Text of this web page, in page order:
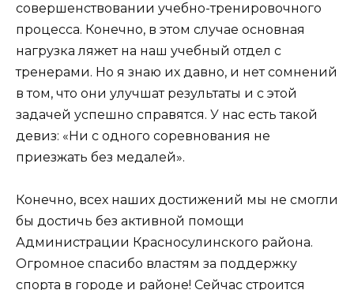
совершенствовании учебно-тренировочного
процесса. Конечно, в этом случае основная
нагрузка ляжет на наш учебный отдел с
тренерами. Но я знаю их давно, и нет сомнений
в том, что они улучшат результаты и с этой
задачей успешно справятся. У нас есть такой
девиз: «Ни с одного соревнования не
приезжать без медалей».
Конечно, всех наших достижений мы не смогли
бы достичь без активной помощи
Администрации Красносулинского района.
Огромное спасибо властям за поддержку
спорта в городе и районе! Сейчас строится